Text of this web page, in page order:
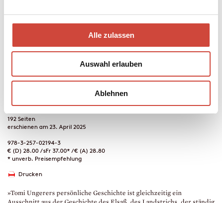
Alle zulassen
Auswahl erlauben
Ablehnen
Tomi Ungerer erzählt vom Alltags­leben im deutsch besetzten
Elsass, vom Krieg, von der ›libération‹. Und er erzählt die ganz
Ein un­gemein lebendiges Erinnerungsbuch.
Mehr zum Inhalt
Kunst, Cartoon, Fotografie, Biographien
192 Seiten
erschienen am 23. April 2025
978-3-257-02194-3
€ (D) 28.00 / sFr 37.00* / € (A) 28.80
* unverb. Preisempfehlung
Drucken
»Tomi Ungerers persönliche Geschichte ist gleichzeitig ein